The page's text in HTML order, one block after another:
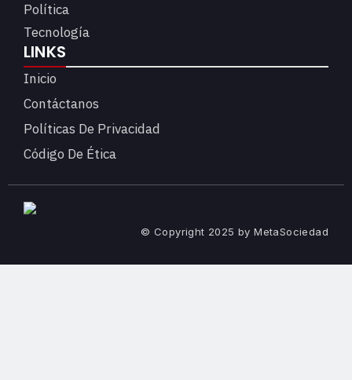
Política
Tecnología
LINKS
Inicio
Contáctanos
Políticas De Privacidad
Código De Ética
© Copyright 2025 by MetaSociedad